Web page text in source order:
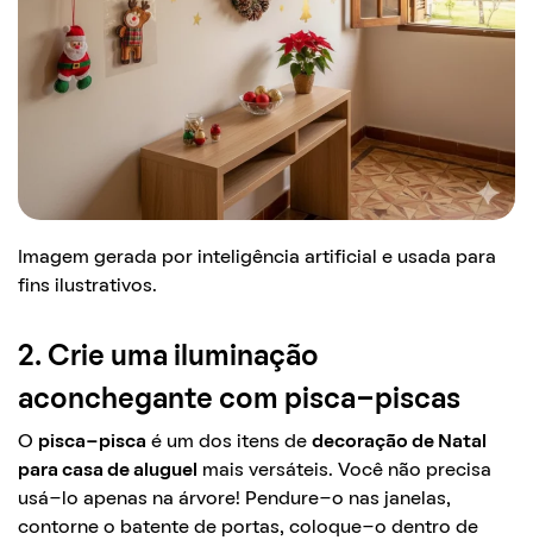
Imagem gerada por inteligência artificial e usada para
fins ilustrativos.
2. Crie uma iluminação
aconchegante com pisca-piscas
O pisca-pisca é um dos itens de decoração de Natal
para casa de aluguel
mais versáteis. Você não precisa
usá-lo apenas na árvore! Pendure-o nas janelas,
contorne o batente de portas, coloque-o dentro de